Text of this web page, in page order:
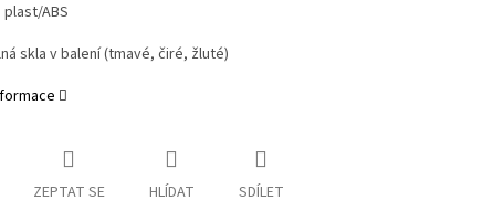
plast/ABS
skla v balení (tmavé, čiré, žluté)
ZEPTAT SE HLÍDAT SDÍLET